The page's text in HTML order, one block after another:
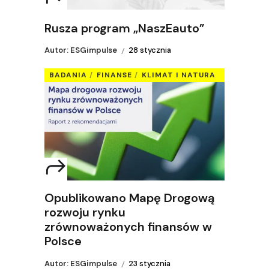
Rusza program „NaszEauto”
Autor: ESGimpulse 28 stycznia
BADANIA FINANSE KLIMAT I NATURA
Opublikowano Mapę Drogową
rozwoju rynku
zrównoważonych finansów w
Polsce
Autor: ESGimpulse 23 stycznia